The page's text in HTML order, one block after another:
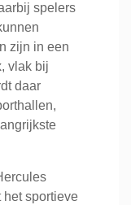
spelers
zijn in een
vlak bij
daar
het sportieve